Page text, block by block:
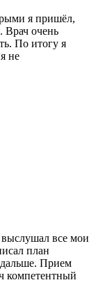
я пришёл,
Врач очень
По итогу я
не
все мои
план
Прием
компетентный